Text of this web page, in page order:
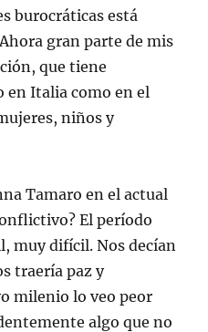
burocráticas está
gran parte de mis
que tiene
en Italia como en el
niños y
Tamaro en el actual
El período
muy difícil. Nos decían
traería paz y
milenio lo veo peor
algo que no